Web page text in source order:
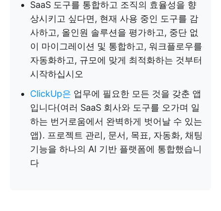
SaaS 도구를 통합하고 조직의 효율성을 향
상시키고 싶다면, 현재 사용 중인 도구를 감
사하고, 올인원 솔루션을 평가하고, 중단 없
이 마이그레이션 및 통합하고, 워크플로우를
자동화하고, 규모에 맞게 최적화하는 것부터
시작하십시오
ClickUp은 업무에 필요한 모든 것을 갖춘 앱
입니다(여러 SaaS 회사와 도구를 오가며 일
하는 번거로움에서 완벽하게 벗어날 수 있는
앱). 프로젝트 관리, 문서, 목표, 자동화, 채팅
기능을 하나의 AI 기반 플랫폼에 통합했습니
다